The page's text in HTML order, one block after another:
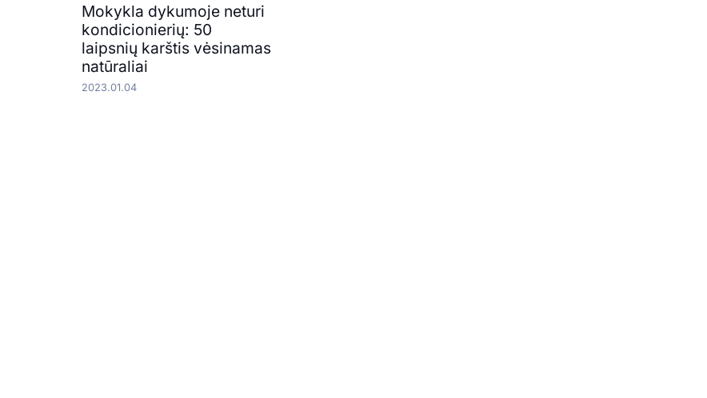
Mokykla dykumoje neturi
kondicionierių: 50
laipsnių karštis vėsinamas
natūraliai
2023.01.04